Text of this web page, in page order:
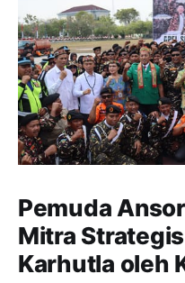
Pemuda
Mitra
Karhutla oleh